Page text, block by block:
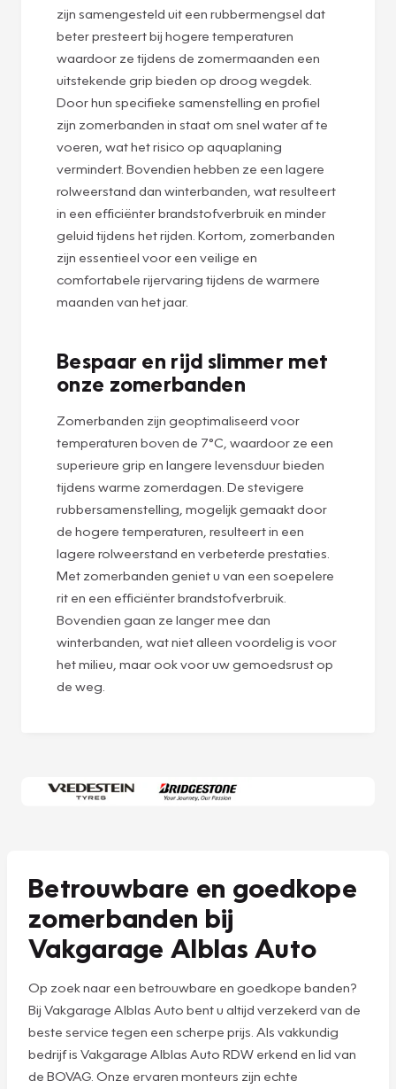
zijn samengesteld uit een rubbermengsel dat
beter presteert bij hogere temperaturen
waardoor ze tijdens de zomermaanden een
uitstekende grip bieden op droog wegdek.
Door hun specifieke samenstelling en profiel
zijn zomerbanden in staat om snel water af te
voeren, wat het risico op aquaplaning
vermindert. Bovendien hebben ze een lagere
rolweerstand dan winterbanden, wat resulteert
in een efficiënter brandstofverbruik en minder
geluid tijdens het rijden. Kortom, zomerbanden
zijn essentieel voor een veilige en
comfortabele rijervaring tijdens de warmere
maanden van het jaar.
Bespaar en rijd slimmer met
onze zomerbanden
Zomerbanden zijn geoptimaliseerd voor
temperaturen boven de 7°C, waardoor ze een
superieure grip en langere levensduur bieden
tijdens warme zomerdagen. De stevigere
rubbersamenstelling, mogelijk gemaakt door
de hogere temperaturen, resulteert in een
lagere rolweerstand en verbeterde prestaties.
Met zomerbanden geniet u van een soepelere
rit en een efficiënter brandstofverbruik.
Bovendien gaan ze langer mee dan
winterbanden, wat niet alleen voordelig is voor
het milieu, maar ook voor uw gemoedsrust op
de weg.
Betrouwbare en goedkope
zomerbanden bij
Vakgarage Alblas Auto
Op zoek naar een betrouwbare en goedkope banden?
Bij Vakgarage Alblas Auto bent u altijd verzekerd van de
beste service tegen een scherpe prijs. Als vakkundig
bedrijf is Vakgarage Alblas Auto RDW erkend en lid van
de BOVAG. Onze ervaren monteurs zijn echte